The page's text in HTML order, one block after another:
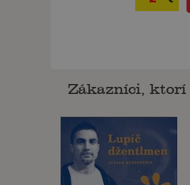
Zákazníci,